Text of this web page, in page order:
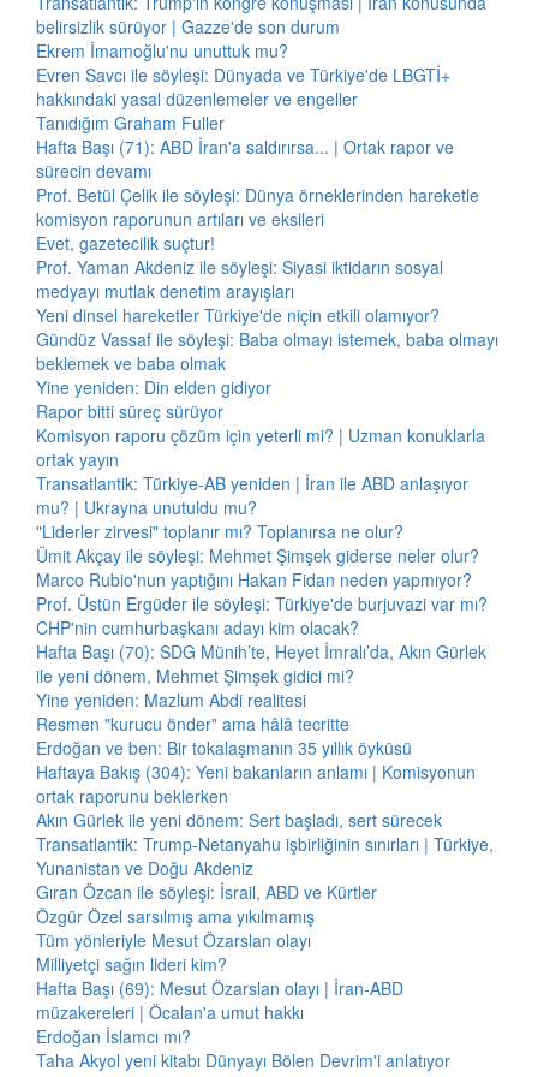
belirsizlik sürüyor | Gazze'de son durum
Ekrem İmamoğlu'nu unuttuk mu?
Evren Savcı ile söyleşi: Dünyada ve Türkiye'de LBGTİ+
hakkındaki yasal düzenlemeler ve engeller
Tanıdığım Graham Fuller
Hafta Başı (71): ABD İran'a saldırırsa... | Ortak rapor ve
sürecin devamı
Prof. Betül Çelik ile söyleşi: Dünya örneklerinden hareketle
komisyon raporunun artıları ve eksileri
Evet, gazetecilik suçtur!
Prof. Yaman Akdeniz ile söyleşi: Siyasi iktidarın sosyal
medyayı mutlak denetim arayışları
Yeni dinsel hareketler Türkiye'de niçin etkili olamıyor?
Gündüz Vassaf ile söyleşi: Baba olmayı istemek, baba olmayı
beklemek ve baba olmak
Yine yeniden: Din elden gidiyor
Rapor bitti süreç sürüyor
Komisyon raporu çözüm için yeterli mi? | Uzman konuklarla
ortak yayın
Transatlantik: Türkiye-AB yeniden | İran ile ABD anlaşıyor
mu? | Ukrayna unutuldu mu?
"Liderler zirvesi" toplanır mı? Toplanırsa ne olur?
Ümit Akçay ile söyleşi: Mehmet Şimşek giderse neler olur?
Marco Rubio'nun yaptığını Hakan Fidan neden yapmıyor?
Prof. Üstün Ergüder ile söyleşi: Türkiye'de burjuvazi var mı?
CHP'nin cumhurbaşkanı adayı kim olacak?
Hafta Başı (70): SDG Münih’te, Heyet İmralı’da, Akın Gürlek
ile yeni dönem, Mehmet Şimşek gidici mi?
Yine yeniden: Mazlum Abdi realitesi
Resmen "kurucu önder" ama hâlâ tecritte
Erdoğan ve ben: Bir tokalaşmanın 35 yıllık öyküsü
Haftaya Bakış (304): Yeni bakanların anlamı | Komisyonun
ortak raporunu beklerken
Akın Gürlek ile yeni dönem: Sert başladı, sert sürecek
Transatlantik: Trump-Netanyahu işbirliğinin sınırları | Türkiye,
Yunanistan ve Doğu Akdeniz
Gıran Özcan ile söyleşi: İsrail, ABD ve Kürtler
Özgür Özel sarsılmış ama yıkılmamış
Tüm yönleriyle Mesut Özarslan olayı
Milliyetçi sağın lideri kim?
Hafta Başı (69): Mesut Özarslan olayı | İran-ABD
müzakereleri | Öcalan'a umut hakkı
Erdoğan İslamcı mı?
Taha Akyol yeni kitabı Dünyayı Bölen Devrim'i anlatıyor